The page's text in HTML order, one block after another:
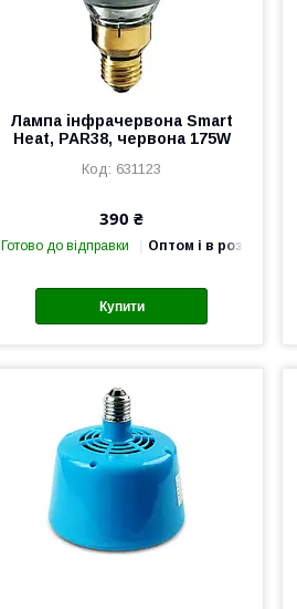
Лампа інфрачервона Smart
Heat, PAR38, червона 175W
631123
390 ₴
Готово до відправки Оптом і в роздріб
Купити